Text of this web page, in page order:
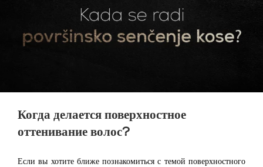
Когда делается поверхностное
оттенивание волос?
Если вы хотите ближе познакомиться с темой поверхностного